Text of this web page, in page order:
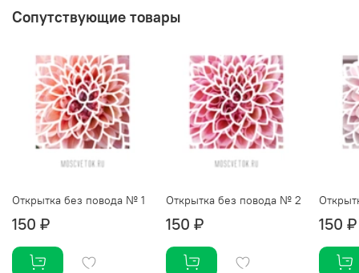
Сопутствующие товары
Открытка без повода № 1
150 ₽
Открытка без повода № 2
150 ₽ 150 ₽